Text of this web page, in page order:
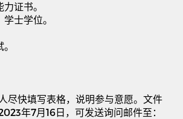
证书。
士学位。
尽快填写表格，说明参与意愿。文件
年7月 16 日，可发送询问邮件至：